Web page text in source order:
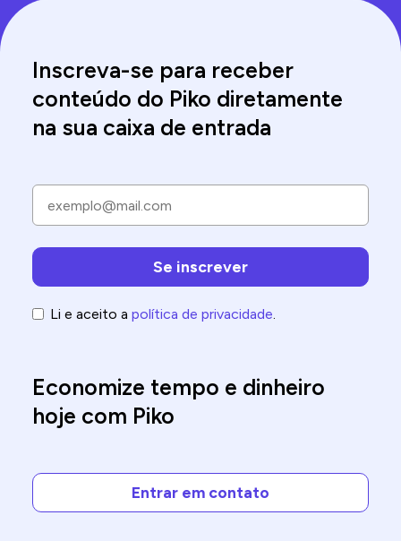
Inscreva-se para receber
conteúdo do Piko diretamente
na sua caixa de entrada
Li e aceito a política de privacidade.
Economize tempo e dinheiro
hoje com Piko
Entrar em contato